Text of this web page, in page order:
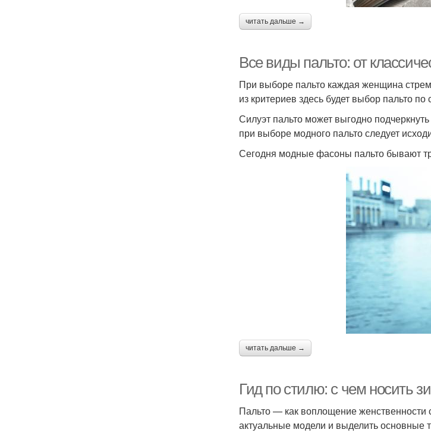
читать дальше →
Все виды пальто: от
При выборе пальто каждая женщина
из критериев здесь будет выбор пальто по
Силуэт пальто может выгодно
при выборе модного пальто следует
Сегодня модные фасоны пальто бывают
читать дальше →
Гид по стилю: с чем носить
Пальто — как воплощение
актуальные модели и выделить основные